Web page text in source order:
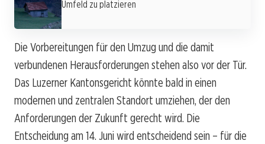
Umfeld zu platzieren
Die Vorbereitungen für den Umzug und die damit
verbundenen Herausforderungen stehen also vor der Tür.
Das Luzerner Kantonsgericht könnte bald in einen
modernen und zentralen Standort umziehen, der den
Anforderungen der Zukunft gerecht wird. Die
Entscheidung am 14. Juni wird entscheidend sein – für die